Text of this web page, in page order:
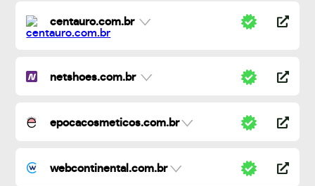
centauro.com.br
netshoes.com.br
epocacosmeticos.com.br
webcontinental.com.br